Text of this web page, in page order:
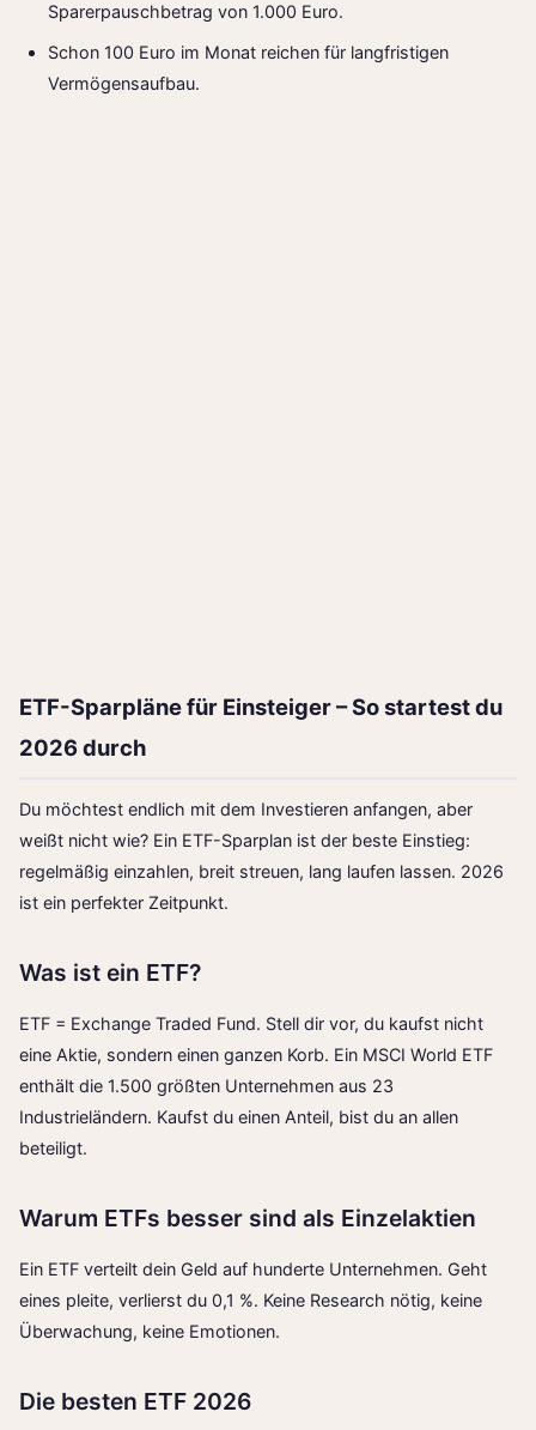
Sparerpauschbetrag von 1.000 Euro.
Schon 100 Euro im Monat reichen für langfristigen
Vermögensaufbau.
ETF-Sparpläne für Einsteiger – So startest du
2026 durch
Du möchtest endlich mit dem Investieren anfangen, aber
weißt nicht wie? Ein ETF-Sparplan ist der beste Einstieg:
regelmäßig einzahlen, breit streuen, lang laufen lassen. 2026
ist ein perfekter Zeitpunkt.
Was ist ein ETF?
ETF = Exchange Traded Fund. Stell dir vor, du kaufst nicht
eine Aktie, sondern einen ganzen Korb. Ein MSCI World ETF
enthält die 1.500 größten Unternehmen aus 23
Industrieländern. Kaufst du einen Anteil, bist du an allen
beteiligt.
Warum ETFs besser sind als Einzelaktien
Ein ETF verteilt dein Geld auf hunderte Unternehmen. Geht
eines pleite, verlierst du 0,1 %. Keine Research nötig, keine
Überwachung, keine Emotionen.
Die besten ETF 2026